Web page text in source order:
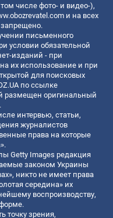
числе фото- и видео-),
и на всех
письменного
условии обязательной
изданий - при
их использование и при
для поисковых
по ссылке
размещен оригинальный
интервью, статьи,
журналистов
права на которые
Getty Images редакция
законом Украины
никто не имеет права
середина» их
воспроизводству,
точку зрения,